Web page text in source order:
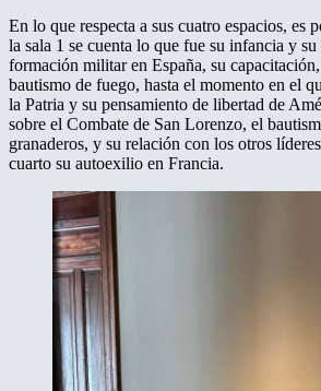
En lo que respecta a sus cuatro espacios, es
la sala 1 se cuenta lo que fue su infancia y
formación militar en España, su
bautismo de fuego, hasta el momento en el
la Patria y su pensamiento de libertad de
sobre el Combate de San Lorenzo, el
granaderos, y su relación con los otros
cuarto su autoexilio en Francia.